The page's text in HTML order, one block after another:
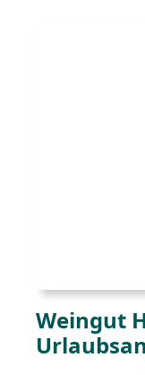
Weingut